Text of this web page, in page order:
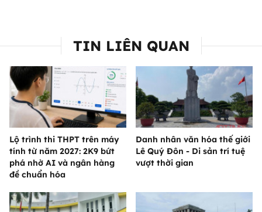
TIN LIÊN QUAN
Lộ trình thi THPT trên máy
tính từ năm 2027: 2K9 bứt
phá nhờ AI và ngân hàng
đề chuẩn hóa
Danh nhân văn hóa thế giới
Lê Quý Đôn - Di sản trí tuệ
vượt thời gian